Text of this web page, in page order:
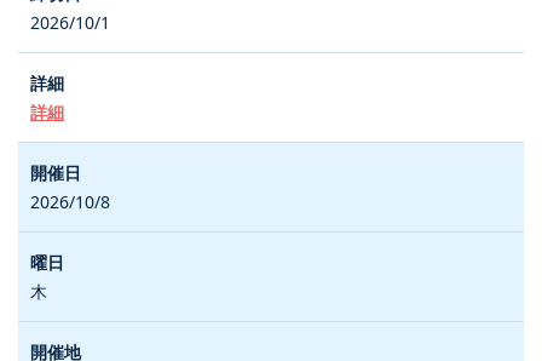
2026/10/1
詳細
2026/10/8
木